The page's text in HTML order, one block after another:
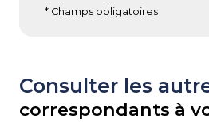
* Champs obligatoires
Consulter les
correspondants à